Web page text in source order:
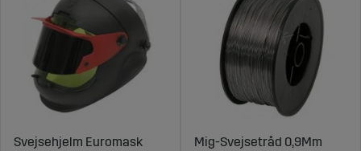
Svejsehjelm Euromask
Mig-Svejsetråd 0,9Mm